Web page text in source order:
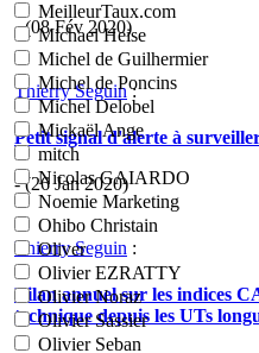
MeilleurTaux.com
Michael Heise
Michel de Guilhermier
Michel de Poncins
Michel Delobel
Mickaël Ange
mitch
Nicolas GAIARDO
Noemie Marketing
Ohibo Christain
Oliver
Olivier EZRATTY
Olivier Noraz
Olivier Sassier
Olivier Seban
- (08 Fév 2020)
Thierry Seguin:
Petit signal d'alerte à
- (26 Jan 2020)
Thierry Seguin :
Bilan annuel sur les indices
technique depuis les UTs